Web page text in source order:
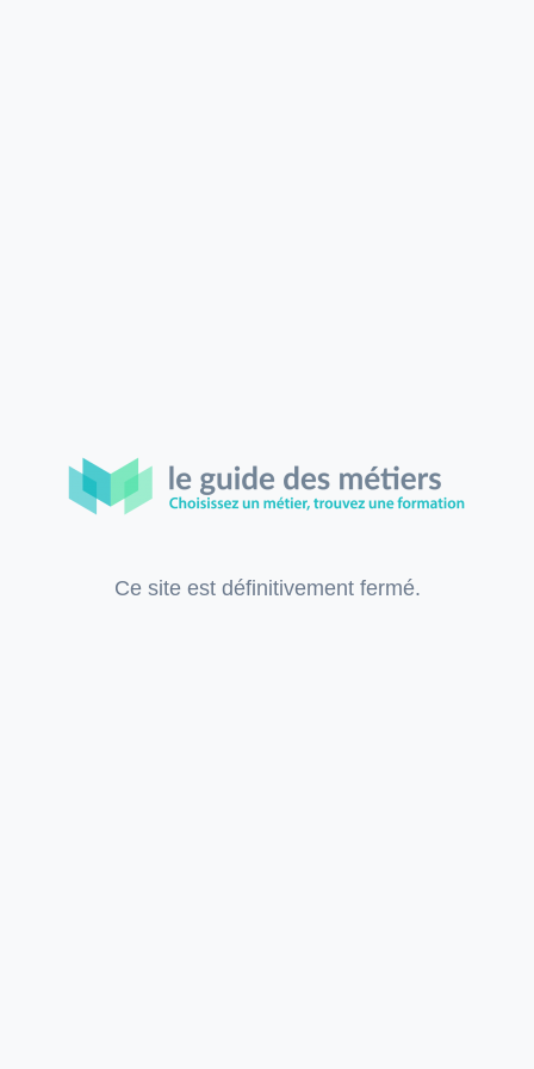
Ce site est définitivement fermé.